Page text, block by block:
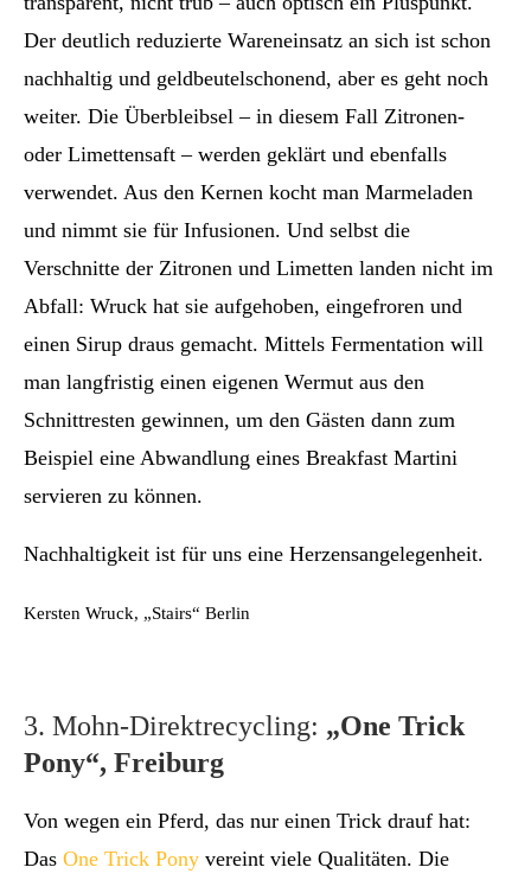
Der deutlich reduzierte Wareneinsatz an sich ist schon
nachhaltig und geldbeutelschonend, aber es geht noch
weiter. Die Überbleibsel – in diesem Fall Zitronen-
oder Limettensaft – werden geklärt und ebenfalls
verwendet. Aus den Kernen kocht man Marmeladen
und nimmt sie für Infusionen. Und selbst die
Verschnitte der Zitronen und Limetten landen nicht im
Abfall: Wruck hat sie aufgehoben, eingefroren und
einen Sirup draus gemacht. Mittels Fermentation will
man langfristig einen eigenen Wermut aus den
Schnittresten gewinnen, um den Gästen dann zum
Beispiel eine Abwandlung eines Breakfast Martini
servieren zu können.
Nachhaltigkeit ist für uns eine Herzensangelegenheit.
Kersten Wruck, „Stairs“ Berlin
3. Mohn-Direktrecycling: „One Trick
Pony“, Freiburg
Von wegen ein Pferd, das nur einen Trick drauf hat:
Das One Trick Pony vereint viele Qualitäten. Die